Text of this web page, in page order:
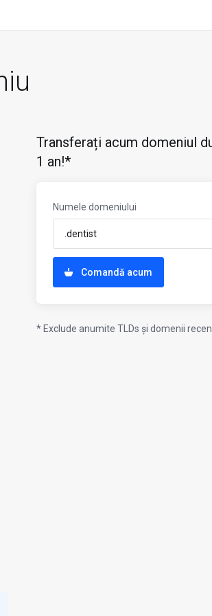
Transferați acum domeniul
1 an!*
Numele domeniului
Comandă acum
* Exclude anumite TLDs și domenii